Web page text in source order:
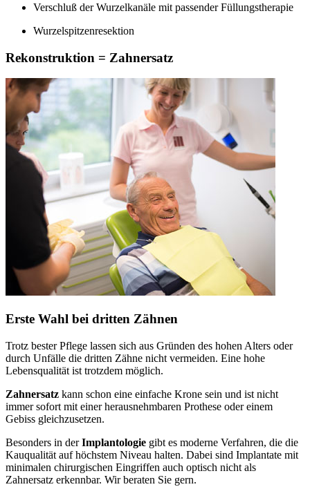
Verschluß der Wurzelkanäle mit passender Füllungstherapie
Wurzelspitzenresektion
Rekonstruktion = Zahnersatz
Erste Wahl bei dritten Zähnen
Trotz bester Pflege lassen sich aus Gründen des hohen Alters oder
durch Unfälle die dritten Zähne nicht vermeiden. Eine hohe
Lebensqualität ist trotzdem möglich.
Zahnersatz kann schon eine einfache Krone sein und ist nicht
immer sofort mit einer herausnehmbaren Prothese oder einem
Gebiss gleichzusetzen.
Besonders in derImplantologie gibt es moderne Verfahren, die die
Kauqualität auf höchstem Niveau halten. Dabei sind Implantate mit
minimalen chirurgischen Eingriffen auch optisch nicht als
Zahnersatz erkennbar. Wir beraten Sie gern.